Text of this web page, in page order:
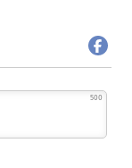
500